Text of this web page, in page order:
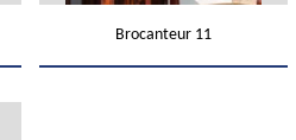
Brocanteur 11